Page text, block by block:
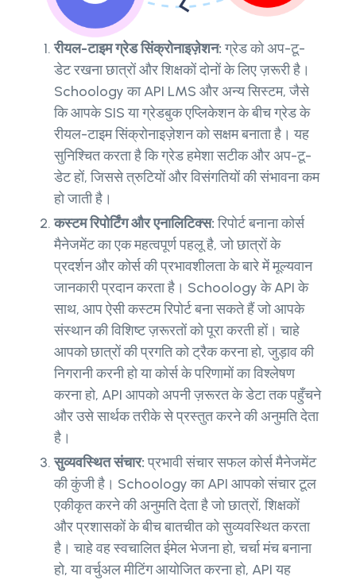
रीयल-टाइम ग्रेड सिंक्रोनाइज़ेशन:ग्रेड को अप-टू-
डेट रखना छात्रों और शिक्षकों दोनों के लिए ज़रूरी है।
Schoology का API LMS और अन्य सिस्टम, जैसे
कि आपके SIS या ग्रेडबुक एप्लिकेशन के बीच ग्रेड के
रीयल-टाइम सिंक्रोनाइज़ेशन को सक्षम बनाता है। यह
सुनिश्चित करता है कि ग्रेड हमेशा सटीक और अप-टू-
डेट हों, जिससे त्रुटियों और विसंगतियों की संभावना कम
हो जाती है।
कस्टम रिपोर्टिंग और एनालिटिक्स:रिपोर्ट बनाना कोर्स
मैनेजमेंट का एक महत्वपूर्ण पहलू है, जो छात्रों के
प्रदर्शन और कोर्स की प्रभावशीलता के बारे में मूल्यवान
जानकारी प्रदान करता है। Schoology के API के
साथ, आप ऐसी कस्टम रिपोर्ट बना सकते हैं जो आपके
संस्थान की विशिष्ट ज़रूरतों को पूरा करती हों। चाहे
आपको छात्रों की प्रगति को ट्रैक करना हो, जुड़ाव की
निगरानी करनी हो या कोर्स के परिणामों का विश्लेषण
करना हो, API आपको अपनी ज़रूरत के डेटा तक पहुँचने
और उसे सार्थक तरीके से प्रस्तुत करने की अनुमति देता
है।
सुव्यवस्थित संचार:प्रभावी संचार सफल कोर्स मैनेजमेंट
की कुंजी है। Schoology का API आपको संचार टूल
एकीकृत करने की अनुमति देता है जो छात्रों, शिक्षकों
और प्रशासकों के बीच बातचीत को सुव्यवस्थित करता
है। चाहे वह स्वचालित ईमेल भेजना हो, चर्चा मंच बनाना
हो, या वर्चुअल मीटिंग आयोजित करना हो, API यह